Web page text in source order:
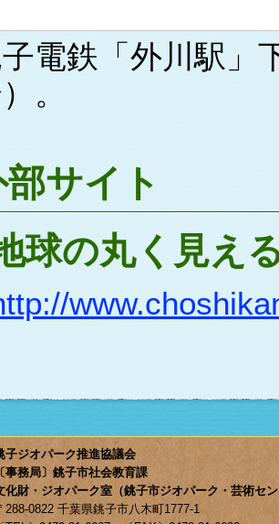
電鉄「外川駅」
。
サイト
球の丸く見え
子ジオパーク推進協議会
〔事務局〕銚子市社会教育課
化財・ジオパーク室（銚子市ジオパーク・芸術セ
288-0822 千葉県銚子市八木町1777-1